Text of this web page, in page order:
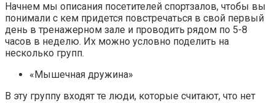
Начнем мы описания посетителей спортзалов, чтобы вы
понимали с кем придется повстречаться в свой первый
день в тренажерном зале и проводить рядом по 5-8
часов в неделю. Их можно условно поделить на
несколько групп.
«Мышечная дружина»
В эту группу входят те люди, которые считают, что нет